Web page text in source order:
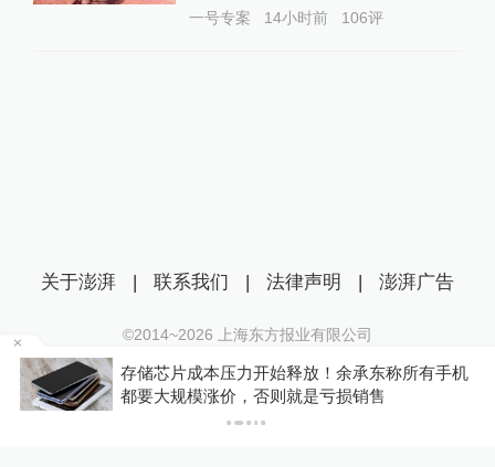
一号专案 14小时前 106评
存储芯片成本压力开始释放！余承东称所有手机
都要大规模涨价，否则就是亏损销售
关于澎湃 | 联系我们 | 法律声明 | 澎湃广告
©2014~2026 上海东方报业有限公司
沪ICP证：沪B2-20170116 | 沪ICP备14003370号
互联网新闻信息服务许可证：31120170006
沪公网安备 31010602000299号